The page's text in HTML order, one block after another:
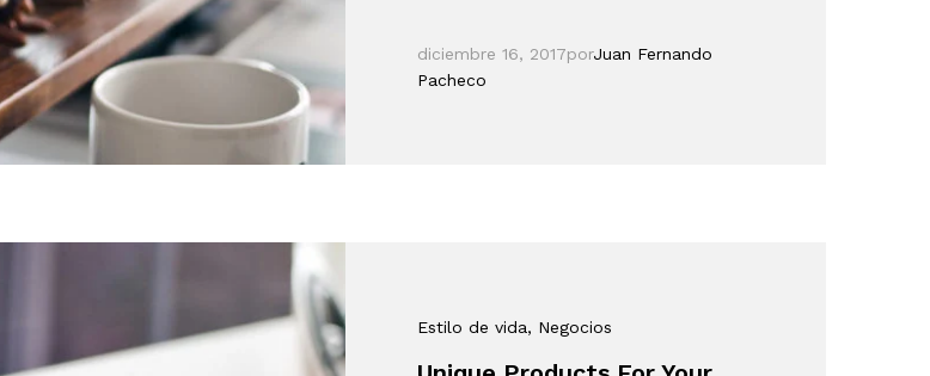
diciembre 16, 2017porJuan Fernando
Pacheco
Estilo de vida, Negocios